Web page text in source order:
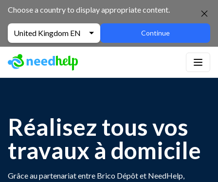
Choose a country to display appropriate content.
United Kingdom EN Continue
Réalisez tous vos
travaux à domicile
Grâce au partenariat entre Brico Dépôt et NeedHelp,